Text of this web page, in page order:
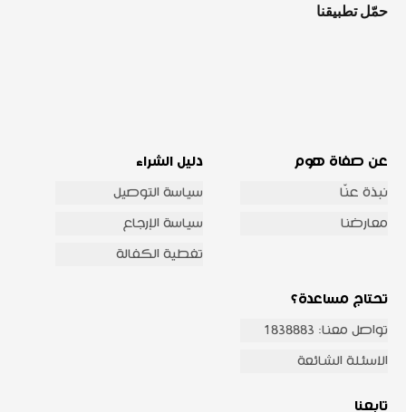
حمّل تطبيقنا
عن صفاة هوم
نبذة عنّا
معارضنا
دليل الشراء
سياسة التوصيل
سياسة الإرجاع
تغطية الكفالة
تحتاج مساعدة؟
تواصل معنا: 1838883
الاسئلة الشائعة
تابعنا